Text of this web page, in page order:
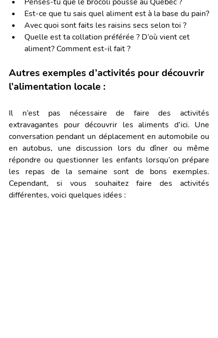
Est-ce que tu sais quel aliment est à la base du pain?
Avec quoi sont faits les raisins secs selon toi ?
Quelle est ta collation préférée ? D’où vient cet
aliment? Comment est-il fait ?
Autres exemples d’activités pour découvrir
l’alimentation locale :
Il n’est pas nécessaire de faire des activités
extravagantes pour découvrir les aliments d’ici. Une
conversation pendant un déplacement en automobile ou
en autobus, une discussion lors du dîner ou même
répondre ou questionner les enfants lorsqu’on prépare
les repas de la semaine sont de bons exemples.
Cependant, si vous souhaitez faire des activités
différentes, voici quelques idées :